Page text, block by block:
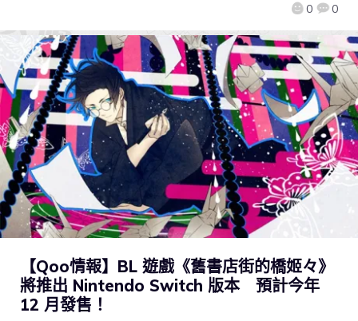
0 0
【Qoo情報】BL 遊戲《舊書店街的橋姬々》
將推出 Nintendo Switch 版本 預計今年
12 月發售！